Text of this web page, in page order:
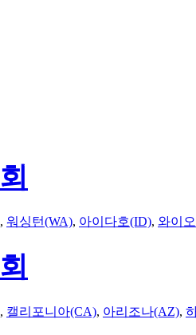
, 워싱턴(WA), 아이다호(ID), 와이
, 캘리포니아(CA), 아리조나(AZ),